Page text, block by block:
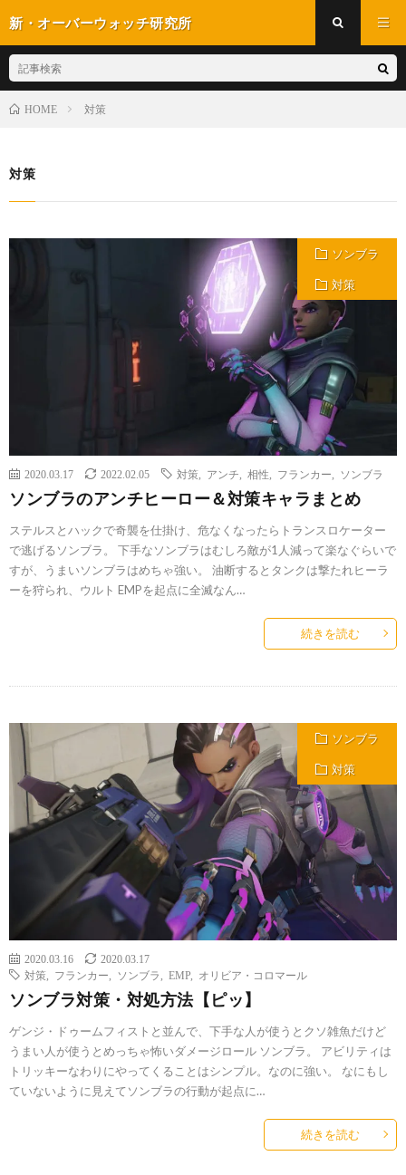
新・オーバーウォッチ研究所
HOME 対策
対策
ソンブラ
対策
2020.03.17 2022.02.05 対策 アンチ 相性 フランカー ソンブラ
ソンブラのアンチヒーロー＆対策キャラまとめ
ステルスとハックで奇襲を仕掛け、危なくなったらトランスロケーター
で逃げるソンブラ。 下手なソンブラはむしろ敵が1人減って楽なぐらいで
すが、うまいソンブラはめちゃ強い。 油断するとタンクは撃たれヒーラ
ーを狩られ、ウルト EMPを起点に全滅なん…
続きを読む
ソンブラ
対策
2020.03.16
2020.03.17
対策
フランカー ソンブラ EMP オリビア・コロマール
ソンブラ対策・対処方法【ピッ】
ゲンジ・ドゥームフィストと並んで、下手な人が使うとクソ雑魚だけど
うまい人が使うとめっちゃ怖いダメージロール ソンブラ。 アビリティは
トリッキーなわりにやってくることはシンプル。なのに強い。 なにもし
ていないように見えてソンブラの行動が起点に…
続きを読む